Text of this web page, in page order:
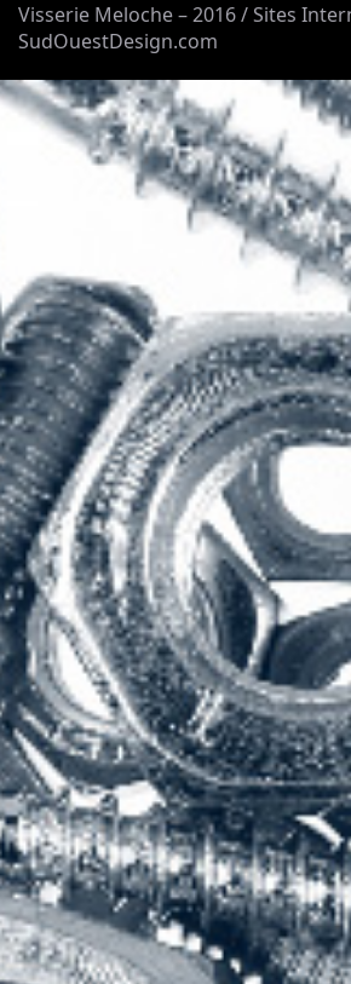
Visserie Meloche – 2016 / Sites
SudOuestDesign.com